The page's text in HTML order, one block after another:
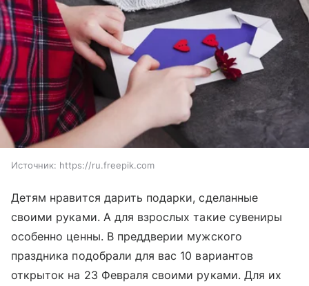
Источник: https://ru.freepik.com
Детям нравится дарить подарки, сделанные
своими руками. А для взрослых такие сувениры
особенно ценны. В преддверии мужского
праздника подобрали для вас 10 вариантов
открыток на 23 Февраля своими руками. Для их